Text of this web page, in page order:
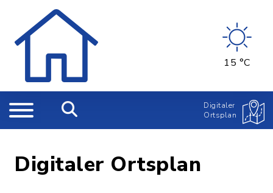
15 °C
Digitaler
Ortsplan
Digitaler Ortsplan